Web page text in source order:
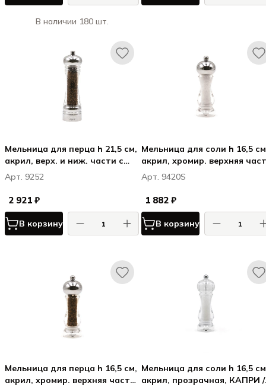
В наличии 180 шт.
Мельница для перца h 21,5 см,
акрил, верх. и ниж. части с
хромированные, прозрачная,
ТАОРМИНА / TAORMINA
Арт. 9252
2 921 ₽
В корзину
Мельница для соли h 16,5
акрил, хромир. верхняя
прозрачная, КАПРИ / CAPRI
Арт. 9420S
1 882 ₽
В корзину
Мельница для перца h 16,5 см,
акрил, хромир. верхняя часть,
Мельница для соли h 16,5
акрил, прозрачная, КАПРИ /